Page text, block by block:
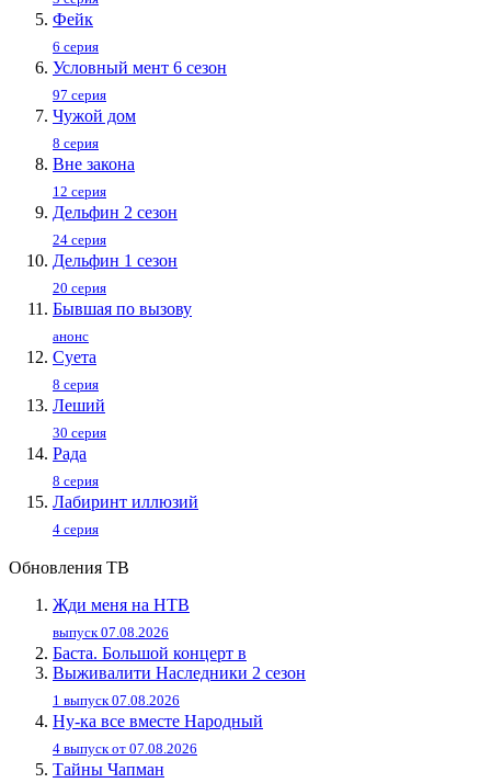
Фейк
6 серия
Условный мент 6 сезон
97 серия
Чужой дом
8 серия
Вне закона
12 серия
Дельфин 2 сезон
24 серия
Дельфин 1 сезон
20 серия
Бывшая по вызову
анонс
Суета
8 серия
Леший
30 серия
Рада
8 серия
Лабиринт иллюзий
4 серия
Обновления ТВ
Жди меня на НТВ
выпуск 07.08.2026
Баста. Большой концерт в
Выживалити Наследники 2 сезон
1 выпуск 07.08.2026
Ну-ка все вместе Народный
4 выпуск от 07.08.2026
Тайны Чапман